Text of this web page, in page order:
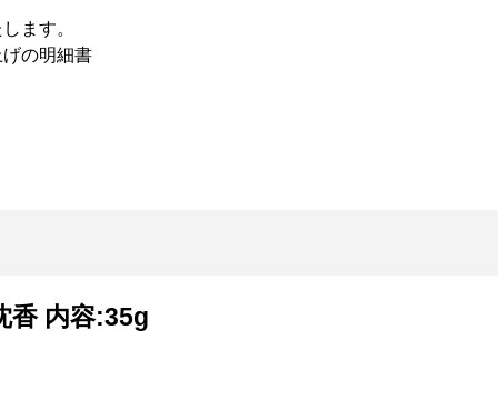
ます。
の明細書
香 内容:35g